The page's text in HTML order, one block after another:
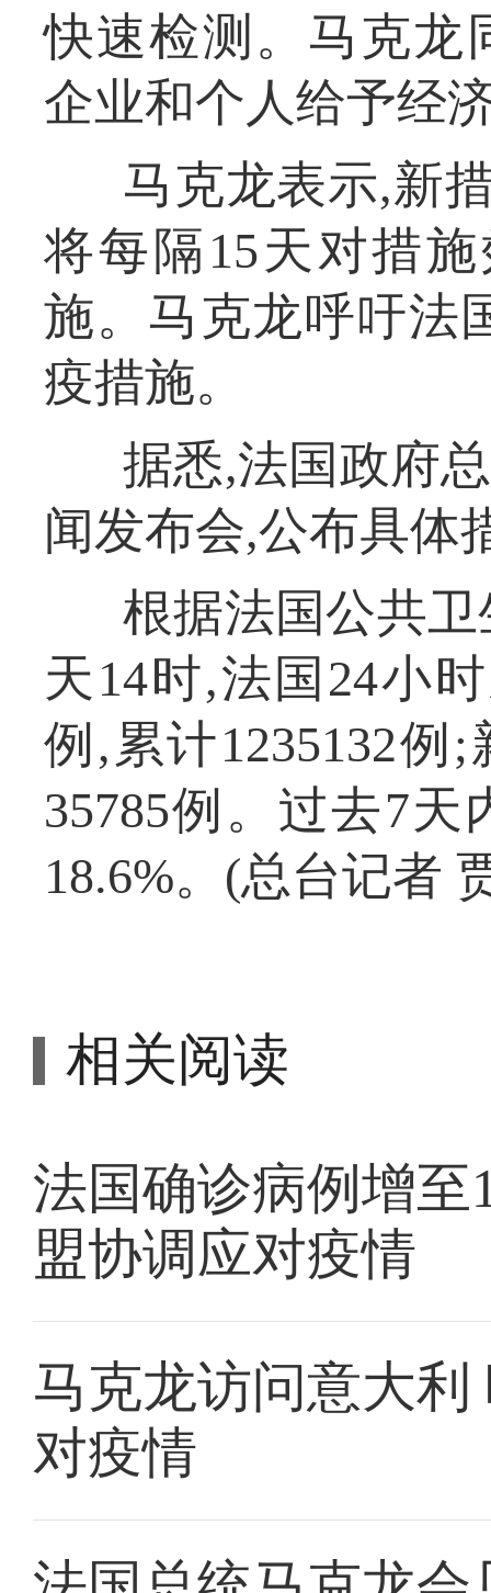
快速检测。马克龙
企业和个人给予经
马克龙表示,新
将每隔15天对措
施。马克龙呼吁法
疫措施。
据悉,法国政府
闻发布会,公布具体
根据法国公共
天14时,法国24小
例,累计1235132例
35785例。过去7
18.6%。(总台记者
相关阅读
法国确诊病例增至
盟协调应对疫情
马克龙访问意大
对疫情